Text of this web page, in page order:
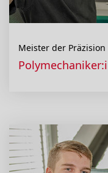
Meister der Präzision